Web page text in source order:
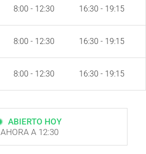
8:00 - 12:30 16:30 - 19:15
8:00 - 12:30 16:30 - 19:15
8:00 - 12:30 16:30 - 19:15
ABIERTO HOY
AHORA A 12:30